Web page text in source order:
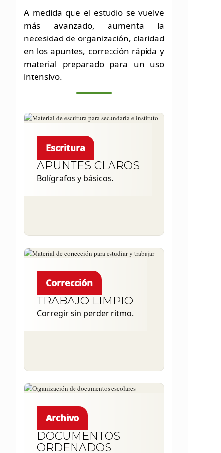
A medida que el estudio se vuelve
más avanzado, aumenta la
necesidad de organización, claridad
en los apuntes, corrección rápida y
material preparado para un uso
intensivo.
Escritura
APUNTES CLAROS
Bolígrafos y básicos.
Corrección
TRABAJO LIMPIO
Corregir sin perder ritmo.
Archivo
DOCUMENTOS
ORDENADOS